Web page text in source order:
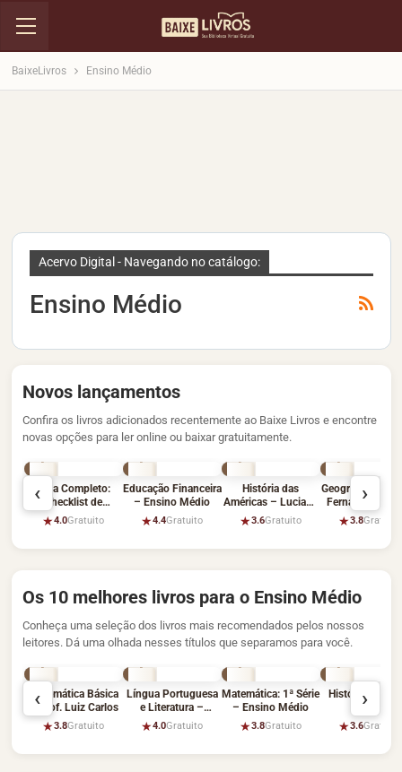
BaixeLivros Ensino Médio
Acervo Digital - Navegando no catálogo:
Ensino Médio
Novos lançamentos
Confira os livros adicionados recentemente ao Baixe Livros e encontre
novas opções para ler online ou baixar gratuitamente.
‹Guia Completo:
Checklist de
Estudos – ENEM
★4.0Gratuito
Educação Financeira
– Ensino Médio
★4.4Gratuito
História das
Américas – Luciane
Chaves
★3.6Gratuito
Geografia Física
Fernando
★3.8Gratuito
›
Os 10 melhores livros para o Ensino Médio
Conheça uma seleção dos livros mais recomendados pelos nossos
leitores. Dá uma olhada nesses títulos que separamos para você.
‹
Matemática Básica
– Prof. Luiz Carlos
★3.8Gratuito
Língua Portuguesa
e Literatura –
Ensino Médio
★4.0Gratuito
Matemática: 1ª Série
– Ensino Médio
★3.8Gratuito
História –
Médio
★3.6Gratuito
›